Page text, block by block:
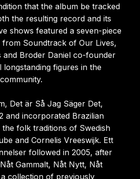
that the album be tracked
the resulting record and its
shows featured a seven-piece
from Soundtrack of Our Lives,
and Broder Daniel co-founder
longstanding figures in the
Det är Så Jag Säger Det,
and incorporated Brazilian
the folk traditions of Swedish
and Cornelis Vreeswijk. Ett
followed in 2005, after
Gammalt, Nåt Nytt, Nåt
collection of previously